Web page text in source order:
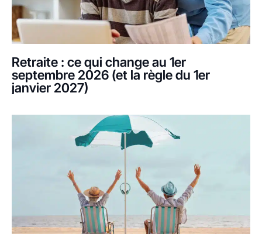
Retraite : ce qui change au 1er
septembre 2026 (et la règle du 1er
janvier 2027)